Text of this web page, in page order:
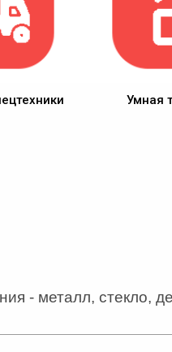
Умная
- металл, стекло,